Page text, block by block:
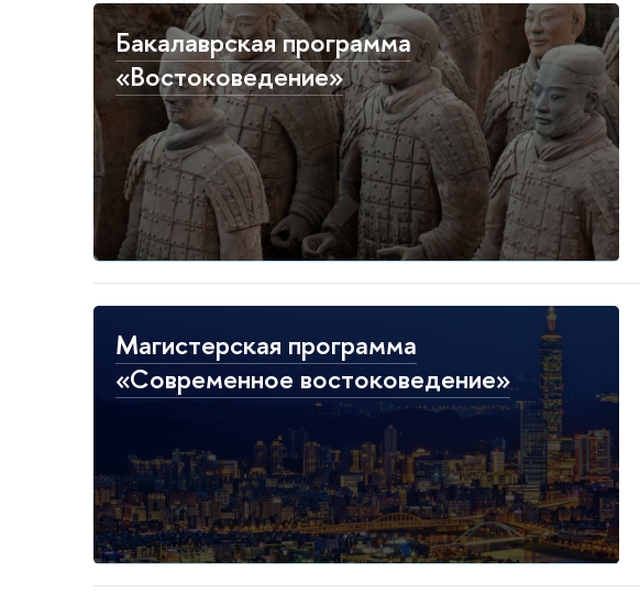
Бакалаврская программа
«Востоковедение»
Магистерская программа
«Современное востоковедение»